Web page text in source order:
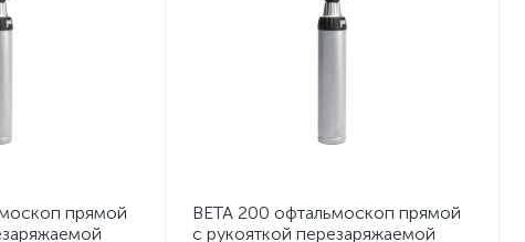
прямой
BETA 200 офтальмоскоп прямой
с рукояткой перезаряжаемой